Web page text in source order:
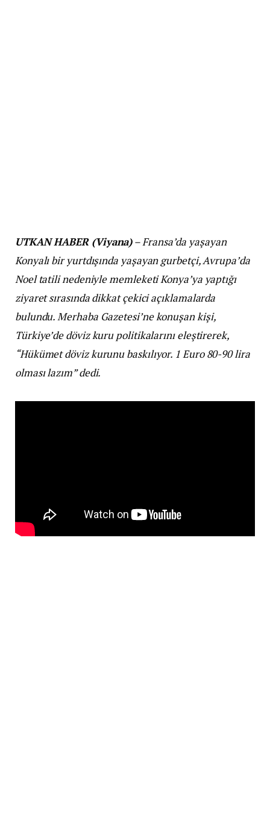
UTKAN HABER (Viyana)– Fransa’da yaşayan
Konyalı bir yurtdışında yaşayan gurbetçi, Avrupa’da
Noel tatili nedeniyle memleketi Konya’ya yaptığı
ziyaret sırasında dikkat çekici açıklamalarda
bulundu. Merhaba Gazetesi’ne konuşan kişi,
Türkiye’de döviz kuru politikalarını eleştirerek,
“Hükümet döviz kurunu baskılıyor. 1 Euro 80-90 lira
olması lazım” dedi.